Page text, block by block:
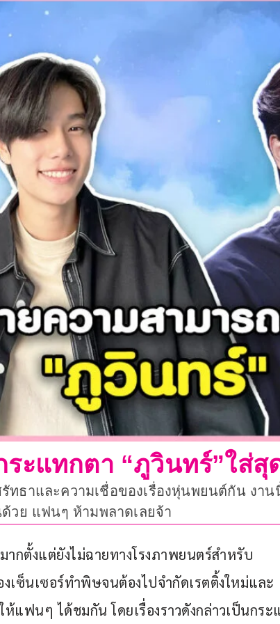
ะแทกตา “ภูวินทร์”ใส่
ทธาและความเชื่อของเรื่องหุ่นพยนต์กัน งา
ด้วย แฟนๆ ห้ามพลาดเลยจ้า
ตั้งแต่ยังไม่ฉายทางโรงภาพยนตร์สำหรับ
ซ็นเซอร์ทำพิษจนต้องไปจำกัดเรตติ้งใหม่และ
ห้แฟนๆ ได้ชมกัน โดยเรื่องราวดังกล่าวเป็นกระ